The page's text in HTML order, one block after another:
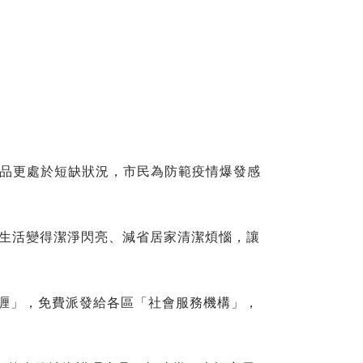
更處於短缺狀況，市民為防範疫情爆發感
活變得潔淨閃亮、減省居家清潔煩惱，讓
，免費派發給各區「社會服務機構」，